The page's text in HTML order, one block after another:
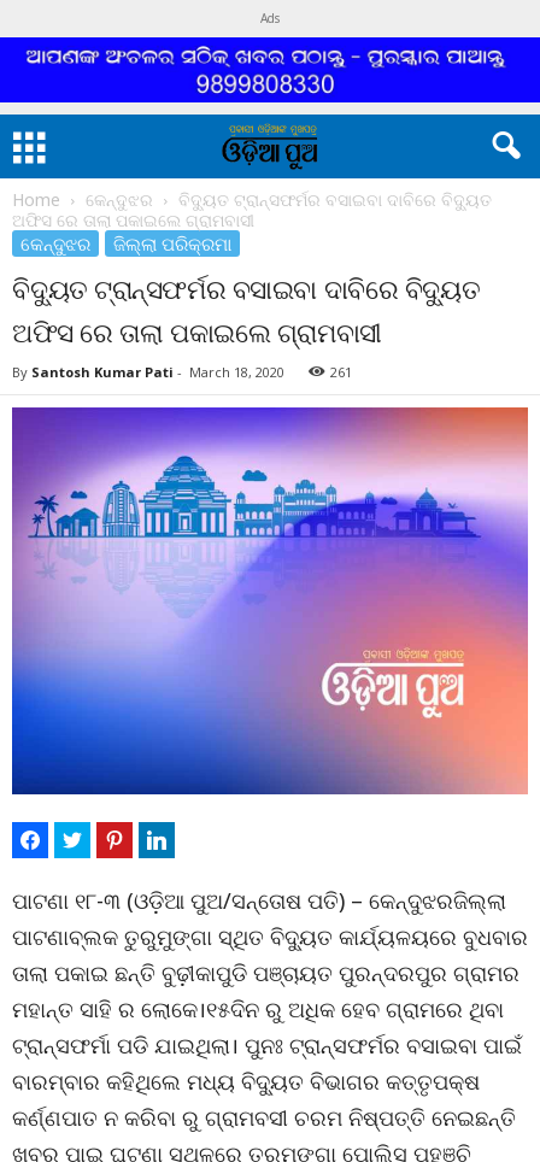
Ads
Home କେନ୍ଦୁଝର
ବିଦ୍ୟୁତ ଟ୍ରାନ୍ସଫର୍ମର ବସାଇବା ଦାବିରେ ବିଦ୍ୟୁତ
ଅଫିସ ରେ ତାଲା ପକାଇଲେ ଗ୍ରାମବାସୀ
କେନ୍ଦୁଝର ଜିଲ୍ଲା ପରିକ୍ରମା
ବିଦ୍ୟୁତ ଟ୍ରାନ୍ସଫର୍ମର ବସାଇବା ଦାବିରେ ବିଦ୍ୟୁତ
ଅଫିସ ରେ ତାଲା ପକାଇଲେ ଗ୍ରାମବାସୀ
By Santosh Kumar Pati - March 18, 2020 261
ପାଟଣା ୧୮-୩ (ଓଡ଼ିଆ ପୁଅ/ସନ୍ତୋଷ ପତି) – କେନ୍ଦୁଝରଜିଲ୍ଲା
ପାଟଣାବ୍ଲକ ତୁରୁମୁଙ୍ଗା ସ୍ଥିତ ବିଦ୍ୟୁତ କାର୍ଯ୍ୟଳୟରେ ବୁଧବାର
ତାଲା ପକାଇ ଛନ୍ତି ବୁଢ଼ୀକାପୁଡି ପଞ୍ଚାୟତ ପୁରନ୍ଦରପୁର ଗ୍ରାମର
ମହାନ୍ତ ସାହି ର ଲୋକେ।୧୫ଦିନ ରୁ ଅଧିକ ହେବ ଗ୍ରାମରେ ଥିବା
ଟ୍ରାନ୍ସଫର୍ମା ପଡି ଯାଇଥିଲା। ପୁନଃ ଟ୍ରାନ୍ସଫର୍ମର ବସାଇବା ପାଇଁ
ବାରମ୍ବାର କହିଥିଲେ ମଧ୍ୟ ବିଦ୍ୟୁତ ବିଭାଗର କତ୍ତୃପକ୍ଷ
କର୍ଣ୍ଣପାତ ନ କରିବା ରୁ ଗ୍ରାମବସୀ ଚରମ ନିଷ୍ପତ୍ତି ନେଇଛନ୍ତି
ଖବର ପାଇ ଘଟଣା ସ୍ଥଳରେ ତୁରୁମୁଙ୍ଗା ପୋଲିସ ପହଞ୍ଚି